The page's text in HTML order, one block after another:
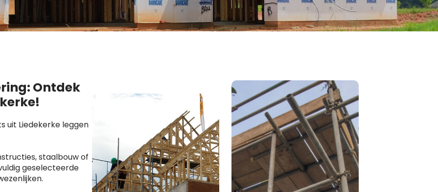
Ontdek
uit Liedekerke leggen
staalbouw of
geselecteerde